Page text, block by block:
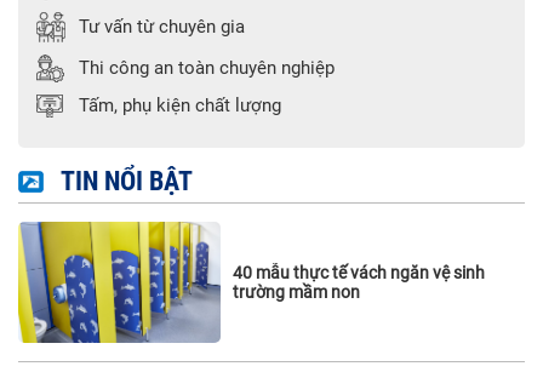
Tư vấn từ chuyên gia
Thi công an toàn chuyên nghiệp
Tấm, phụ kiện chất lượng
TIN NỔI BẬT
40 mẫu thực tế vách ngăn vệ sinh
trường mầm non